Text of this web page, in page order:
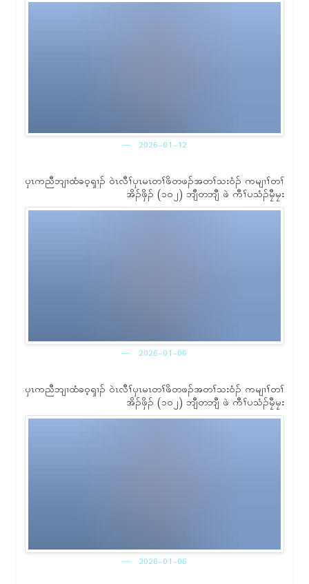
2026-01-12
ၦၤကညီဘျၢထံခဝ့ၡၢၣ် ဝဲၤလီၢ်ၦၤမၤတၢ်ဖိတဖၣ်အတၢ်သးဝံၣ် ကမျၢၢ်တၢ်
အိၣ်ဖှိၣ် (၁ဝ၂) ဘျီတဘျီ ဖဲ ကီၢ်ပသံၣ်မၠီမၠး
2026-01-06
ၦၤကညီဘျၢထံခဝ့ၡၢၣ် ဝဲၤလီၢ်ၦၤမၤတၢ်ဖိတဖၣ်အတၢ်သးဝံၣ် ကမျၢၢ်တၢ်
အိၣ်ဖှိၣ် (၁ဝ၂) ဘျီတဘျီ ဖဲ ကီၢ်ပသံၣ်မၠီမၠး
2026-01-06